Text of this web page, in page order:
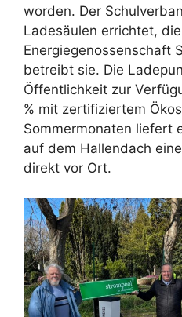
worden. Der
Ladesäulen errichtet, die
Energiegenossenschaft
betreibt sie. Die
Öffentlichkeit zur
% mit zertifiziertem
Sommermonaten liefert
auf dem Hallendach
direkt vor Ort.